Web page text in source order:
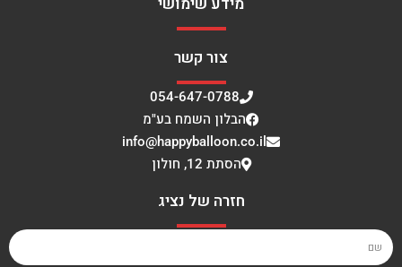
מידע שימושי
צור קשר
054-647-0788
הבלון השמח בע"מ
info@happyballoon.co.il
הסתת 12, חולון
חזרה של נציג